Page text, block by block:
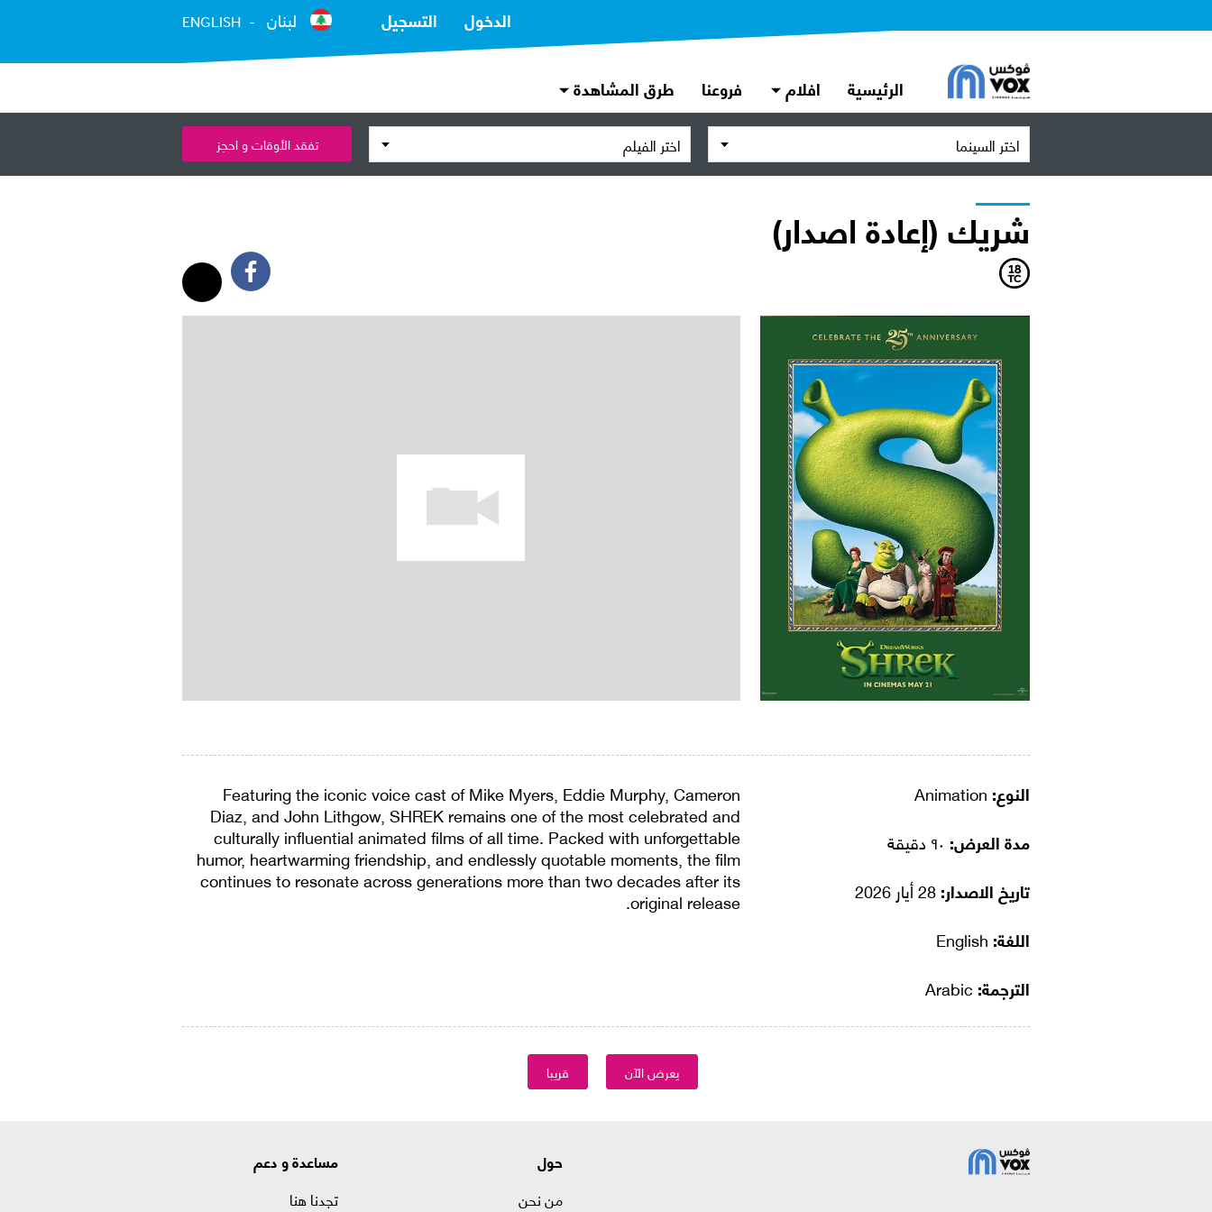
الدخول التسجيل لبنان ENGLISH
الرئيسية افلام فروعنا طرق المشاهدة
اختر السينما اختر الفيلم تفقد الأوقات و احجز
شريك (إعادة اصدار)
النوع:
مدة العرض:
تاريخ الاصدار:
اللغة:
الترجمة:
Featuring the iconic voice cast of Mike Myers, Eddie Murphy, Cameron
Diaz, and John Lithgow, SHREK remains one of the most celebrated and
culturally influential animated films of all time. Packed with unforgettable
humor, heartwarming friendship, and endlessly quotable moments, the film
continues to resonate across generations more than two decades after its
original release.
يعرض الآن قريبا
حول
من نحن
مساعدة و دعم
تجدنا هنا